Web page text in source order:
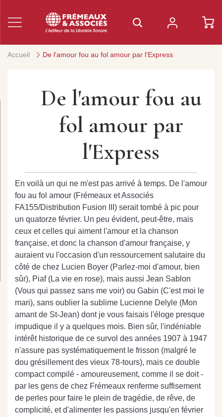
Accueil De l'amour fou au fol amour par l'Express
De l'amour fou au
fol amour par
l'Express
En voilà un qui ne m'est pas arrivé à temps. De l'amour
fou au fol amour (Frémeaux et Associés
FA155/Distribution Fusion III) serait tombé à pic pour
un quatorze février. Un peu évident, peut-être, mais
ceux et celles qui aiment l'amour et la chanson
française, et donc la chanson d'amour française, y
auraient vu l'occasion d'un ressourcement salutaire du
côté de chez Lucien Boyer (Parlez-moi d'amour, bien
sûr), Piaf (La vie en rose), mais aussi Jean Sablon
(Vous qui passez sans me voir) ou Gabin (C'est moi le
mari), sans oublier la sublime Lucienne Delyle (Mon
amant de St-Jean) dont je vous faisais l'éloge presque
impudique il y a quelques mois. Bien sûr, l'indéniable
intérêt historique de ce survol des années 1907 à 1947
n'assure pas systématiquement le frisson (malgré le
dou grésillement des vieux 78-tours), mais ce double
compact compilé - amoureusement, comme il se doit -
par les gens de chez Frémeaux renferme suffisement
de perles pour faire le plein de tragédie, de rêve, de
complicité, et d'alimenter les passions jusqu'en février